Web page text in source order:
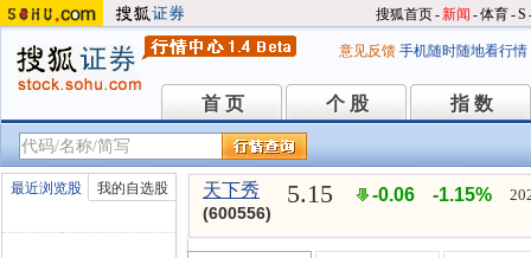
搜狐首页-新闻 -体育-S
意见反馈 手机随时随地看行情
首 页
首 页 个 股
个 股 指 数
指 数
最近浏览股 我的自选股 天下秀
(600556)
5.15 -0.06 -1.15%